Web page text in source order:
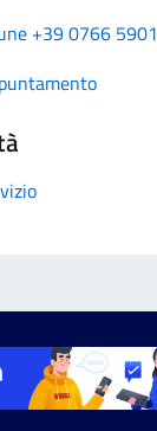
+39 0766 5901